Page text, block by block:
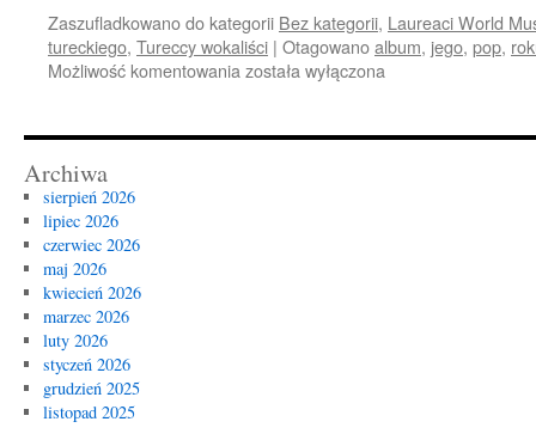
Zaszufladkowano do kategorii Bez kategorii, Laureaci World
tureckiego, Tureccy wokaliści | Otagowanoalbum, jego, pop,
Możliwość komentowania Tarkan
została wyłączona
Archiwa
sierpień 2026
lipiec 2026
czerwiec 2026
maj 2026
kwiecień 2026
marzec 2026
luty 2026
styczeń 2026
grudzień 2025
listopad 2025